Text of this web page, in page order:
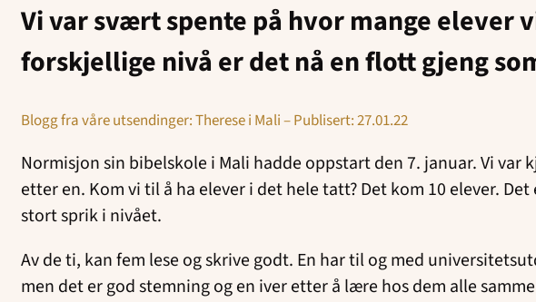
Vi var svært spente på hvor mange elever
forskjellige nivå er det nå en flott gjeng
Blogg fra våre utsendinger: Therese i Mali – Publisert: 27.01.22
Normisjon sin bibelskole i Mali hadde oppstart den 7. januar. Vi
etter en. Kom vi til å ha elever i det hele tatt? Det kom 10 elever.
stort sprik i nivået.
Av de ti, kan fem lese og skrive godt. En har til og med
men det er god stemning og en iver etter å lære hos dem alle